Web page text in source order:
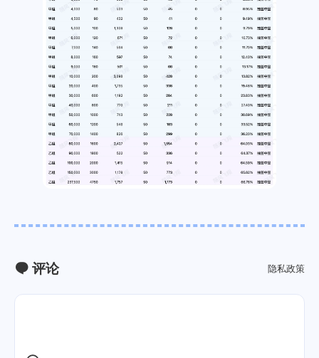
评论 隐私政策